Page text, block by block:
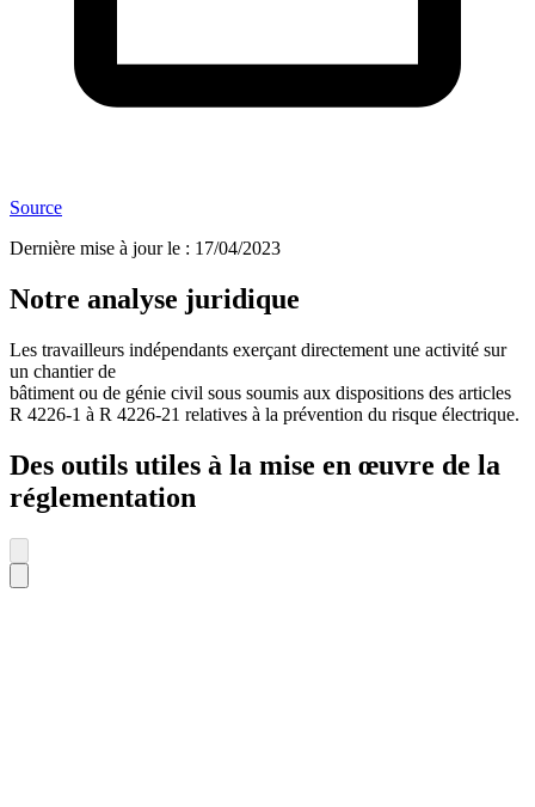
Source
Dernière mise à jour le : 17/04/2023
Notre analyse juridique
Les travailleurs indépendants exerçant directement une activité sur
un chantier de
bâtiment ou de génie civil sous soumis aux dispositions des articles
R 4226-1 à R 4226-21 relatives à la prévention du risque électrique.
Des outils utiles à la mise en œuvre de la
réglementation